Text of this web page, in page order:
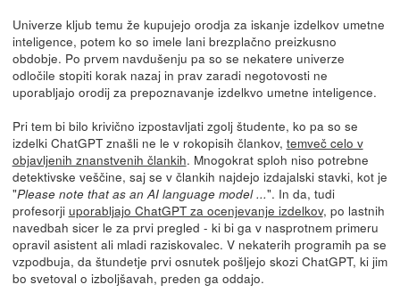
Univerze kljub temu že kupujejo orodja za iskanje izdelkov umetne
inteligence, potem ko so imele lani brezplačno preizkusno
obdobje. Po prvem navdušenju pa so se nekatere univerze
odločile stopiti korak nazaj in prav zaradi negotovosti ne
uporabljajo orodij za prepoznavanje izdelkvo umetne inteligence.
Pri tem bi bilo krivično izpostavljati zgolj študente, ko pa so se
izdelki ChatGPT znašli ne le v rokopisih člankov, temveč celo v
objavljenih znanstvenih člankih. Mnogokrat sploh niso potrebne
detektivske veščine, saj se v člankih najdejo izdajalski stavki, kot je
"Please note that as an AI language model ...". In da, tudi
profesorji uporabljajo ChatGPT za ocenjevanje izdelkov, po lastnih
navedbah sicer le za prvi pregled - ki bi ga v nasprotnem primeru
opravil asistent ali mladi raziskovalec. V nekaterih programih pa se
vzpodbuja, da štundetje prvi osnutek pošljejo skozi ChatGPT, ki jim
bo svetoval o izboljšavah, preden ga oddajo.